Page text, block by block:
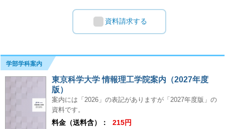
資料請求する
学部学科案内
東京科学大学 情報理工学院案内（2027年度
版）
案内には「2026」の表記がありますが「2027年度版」の
資料です。
料金（送料含）： 215円